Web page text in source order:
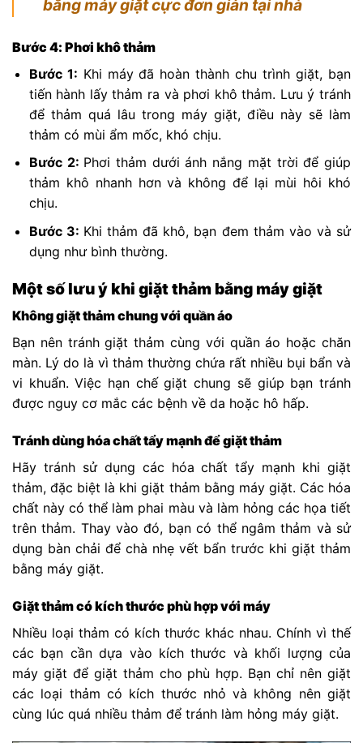
bằng máy giặt cực đơn giản tại nhà
Bước 4: Phơi khô thảm
Bước 1: Khi máy đã hoàn thành chu trình giặt, bạn
tiến hành lấy thảm ra và phơi khô thảm. Lưu ý tránh
để thảm quá lâu trong máy giặt, điều này sẽ làm
thảm có mùi ẩm mốc, khó chịu.
Bước 2: Phơi thảm dưới ánh nắng mặt trời để giúp
thảm khô nhanh hơn và không để lại mùi hôi khó
chịu.
Bước 3: Khi thảm đã khô, bạn đem thảm vào và sử
dụng như bình thường.
Một số lưu ý khi giặt thảm bằng máy giặt
Không giặt thảm chung với quần áo
Bạn nên tránh giặt thảm cùng với quần áo hoặc chăn
màn. Lý do là vì thảm thường chứa rất nhiều bụi bẩn và
vi khuẩn. Việc hạn chế giặt chung sẽ giúp bạn tránh
được nguy cơ mắc các bệnh về da hoặc hô hấp.
Tránh dùng hóa chất tẩy mạnh để giặt thảm
Hãy tránh sử dụng các hóa chất tẩy mạnh khi giặt
thảm, đặc biệt là khi giặt thảm bằng máy giặt. Các hóa
chất này có thể làm phai màu và làm hỏng các họa tiết
trên thảm. Thay vào đó, bạn có thể ngâm thảm và sử
dụng bàn chải để chà nhẹ vết bẩn trước khi giặt thảm
bằng máy giặt.
Giặt thảm có kích thước phù hợp với máy
Nhiều loại thảm có kích thước khác nhau. Chính vì thế
các bạn cần dựa vào kích thước và khối lượng của
máy giặt để giặt thảm cho phù hợp. Bạn chỉ nên giặt
các loại thảm có kích thước nhỏ và không nên giặt
cùng lúc quá nhiều thảm để tránh làm hỏng máy giặt.